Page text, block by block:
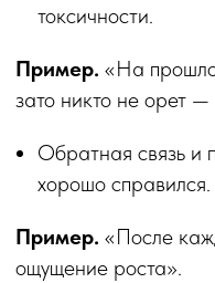
токсичности.
Пример. «На
зато никто не орет
Обратная связь и
хорошо справился.
Пример. «После
ощущение роста».